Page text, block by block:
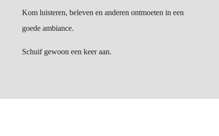
Kom luisteren, beleven en anderen ontmoeten in een
goede ambiance.
Schuif gewoon een keer aan.